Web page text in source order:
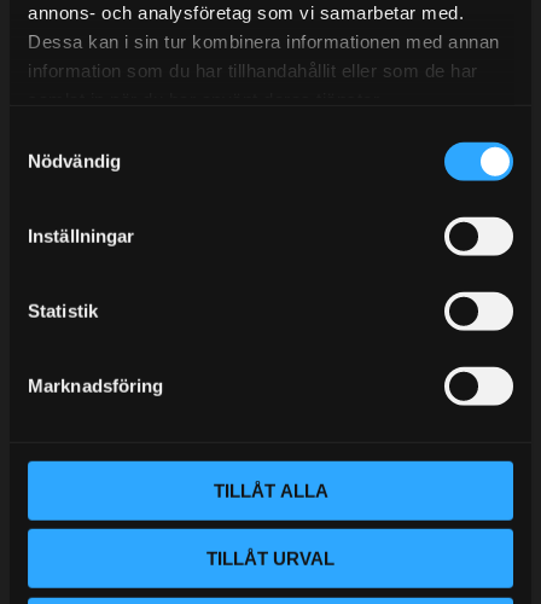
annons- och analysföretag som vi samarbetar med.
Dessa kan i sin tur kombinera informationen med annan
information som du har tillhandahållit eller som de har
Nödvändig
Inställningar
Statistik
Marknadsföring
TILLÅT ALLA
TILLÅT URVAL
KUNSKAPSCENTER
KUNDTJÄNST